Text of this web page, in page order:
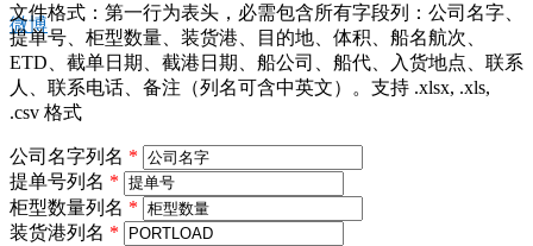
微博
文件格式：第一行为表头，必需包含所有字段列：公司名字、
提单号、柜型数量、装货港、目的地、体积、船名航次、
ETD、截单日期、截港日期、船公司、船代、入货地点、联系
人、联系电话、备注（列名可含中英文）。支持 .xlsx, .xls,
.csv 格式
公司名字列名 *
提单号列名 *
柜型数量列名 *
装货港列名 *